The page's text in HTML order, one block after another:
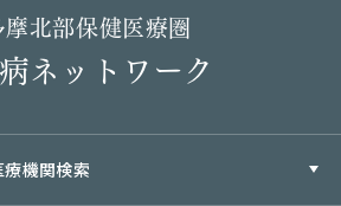
摩北部保健医療圏
ネットワーク
機関検索